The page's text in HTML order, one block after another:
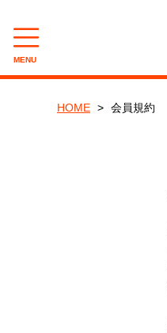
MENU
HOME 会員規約